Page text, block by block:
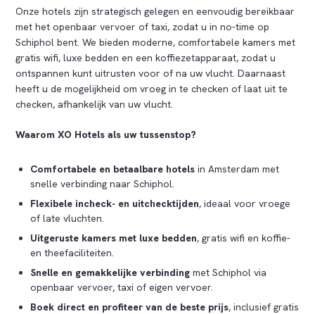
Onze hotels zijn strategisch gelegen en eenvoudig bereikbaar
met het openbaar vervoer of taxi, zodat u in no-time op
Schiphol bent. We bieden moderne, comfortabele kamers met
gratis wifi, luxe bedden en een koffiezetapparaat, zodat u
ontspannen kunt uitrusten voor of na uw vlucht. Daarnaast
heeft u de mogelijkheid om vroeg in te checken of laat uit te
checken, afhankelijk van uw vlucht.
Waarom XO Hotels als uw tussenstop?
Comfortabele en betaalbare hotels in Amsterdam met
snelle verbinding naar Schiphol.
Flexibele incheck- en uitchecktijden, ideaal voor vroege
of late vluchten.
Uitgeruste kamers met luxe bedden, gratis wifi en koffie-
en theefaciliteiten.
Snelle en gemakkelijke verbinding met Schiphol via
openbaar vervoer, taxi of eigen vervoer.
Boek direct en profiteer van de beste prijs, inclusief gratis